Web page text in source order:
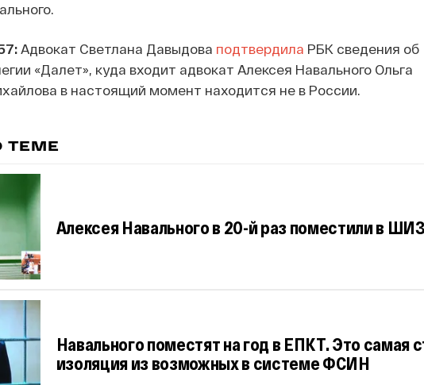
Адвокат Светлана Давыдова подтвердила РБК сведения об
«Далет», куда входит адвокат Алексея Навального Ольга
в настоящий момент находится не в России.
ТЕМЕ
Алексея Навального в 20-й раз поместили в
Навального поместят на год в ЕПКТ. Это самая
изоляция из возможных в системе ФСИН